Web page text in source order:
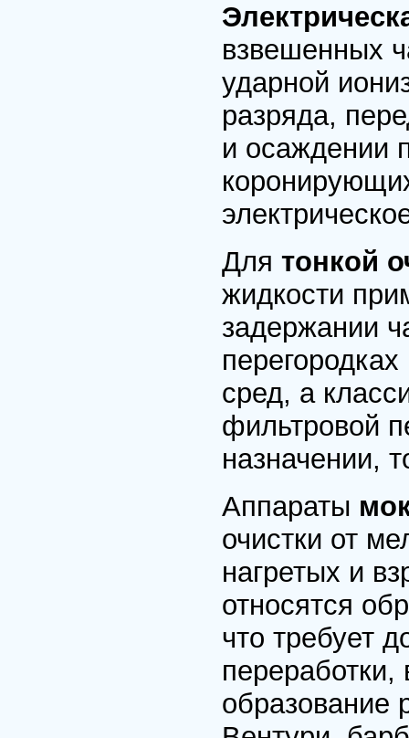
взвешенных
ударной
разряда,
и осаждении
Для тонкой
жидкости
задержании
сред, а
фильтровой
назначении,
Аппараты
очистки от
нагретых и
относятся
что требует
образование